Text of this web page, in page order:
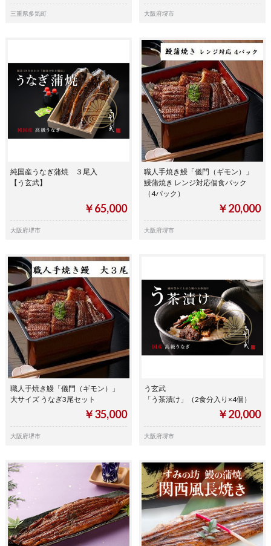
三重県多気町 大阪府堺市
純国産うなぎ蒲焼 ３尾入
【う玄武】
￥65,000
大阪府堺市
職人手焼き鰻「儀門（ギモン）」
鰻蒲焼き レンジ対応個食パック
（4パック）
￥20,000
大阪府堺市
職人手焼き鰻「儀門（ギモン）」
大サイズ うなぎ3尾セット
￥35,000
大阪府堺市
う玄武
「う茶漬け」（2食分入り×4個）
￥20,000
大阪府堺市